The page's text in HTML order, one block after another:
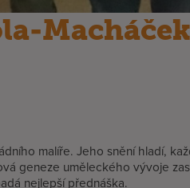
malíře. Jeho snění hladí,
geneze uměleckého vývoje
nejlepší přednáška.